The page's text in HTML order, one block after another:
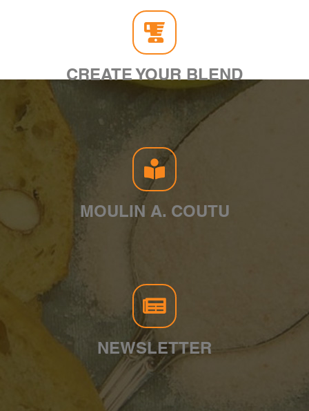
CREATE YOUR BLEND
MOULIN A. COUTU
NEWSLETTER